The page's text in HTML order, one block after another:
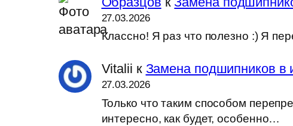
27.03.2026
Классно! Я раз что полезно :) Я
Vitalii к Замена подшипников в
27.03.2026
Только что таким способом
интересно, как будет, особенно…